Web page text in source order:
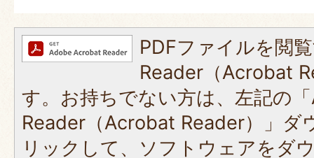
PDFファイルを閲
Reader（Acrobat
す。お持ちでない方は、左記の
Reader（Acrobat Reader）」ダ
リックして、ソフトウェアをダ